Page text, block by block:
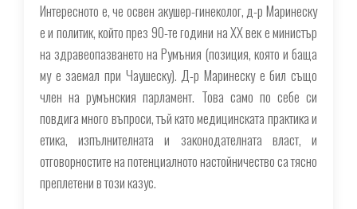
Интересното е, че освен акушер-гинеколог, д-р Маринеску
е и политик, който през 90-те години на XX век е министър
на здравеопазването на Румъния (позиция, която и баща
му е заемал при Чаушеску). Д-р Маринеску е бил също
член на румънския парламент. Това само по себе си
повдига много въпроси, тъй като медицинската практика и
етика, изпълнителната и законодателната власт, и
отговорностите на потенциалното настойничество са тясно
преплетени в този казус.